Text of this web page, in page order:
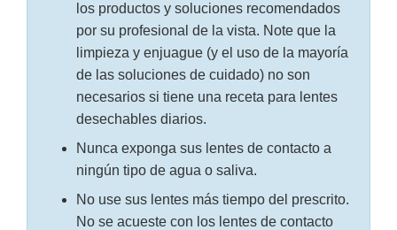
los productos y soluciones recomendados
por su profesional de la vista. Note que la
limpieza y enjuague (y el uso de la mayoría
de las soluciones de cuidado) no son
necesarios si tiene una receta para lentes
desechables diarios.
Nunca exponga sus lentes de contacto a
ningún tipo de agua o saliva.
No use sus lentes más tiempo del prescrito.
No se acueste con los lentes de contacto